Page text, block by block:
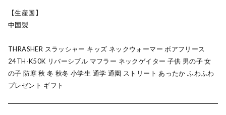
【生産国】
中国製
THRASHER スラッシャー キッズ ネックウォーマー ボアフリース
24TH-K50K リバーシブル マフラー ネックゲイター 子供 男の子 女
の子 防寒 秋 冬 秋冬 小学生 通学 通園 ストリート あったか ふわふわ
プレゼント ギフト